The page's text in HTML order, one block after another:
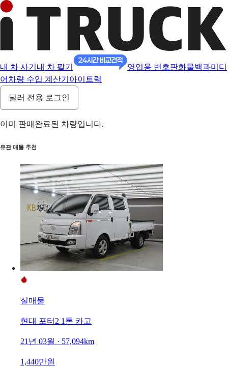
내 차 사기 내 차 팔기 영업용 번호판화물백과미디
어 차량 수입 계산기 아이트럭
딜러 전용 로그인
이미 판매완료된 차량입니다.
유관 매물 추천
실매물
현대 포터2 1톤 카고
21년 03월 · 57,094km
1,440만원